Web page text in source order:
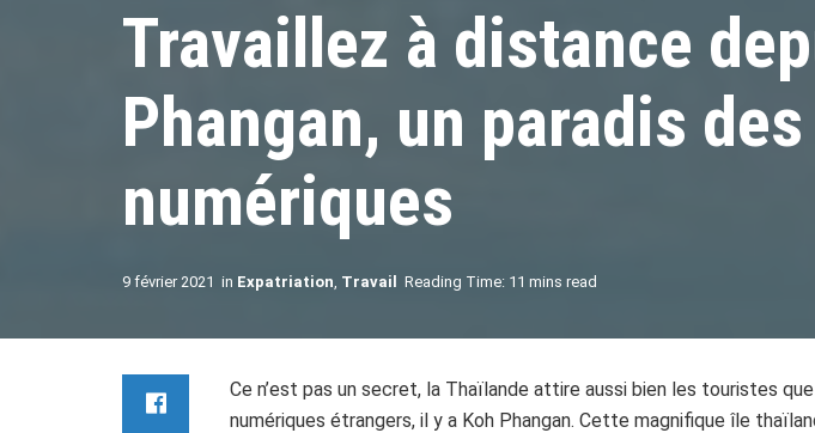
Travaillez à distance
Phangan, un paradis
numériques
9 février 2021 in Expatriation, Travail Reading Time: 11 mins read
Ce n’est pas un secret, la Thaïlande attire aussi bien les touristes
numériques étrangers, il y a Koh Phangan. Cette magnifique île